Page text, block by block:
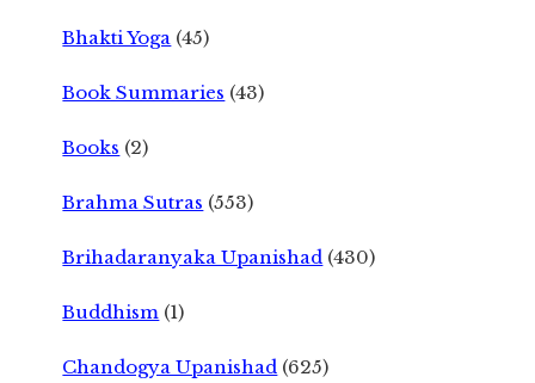
Bhakti Yoga (45)
Book Summaries (43)
Books (2)
Brahma Sutras (553)
Brihadaranyaka Upanishad (430)
Buddhism (1)
Chandogya Upanishad (625)